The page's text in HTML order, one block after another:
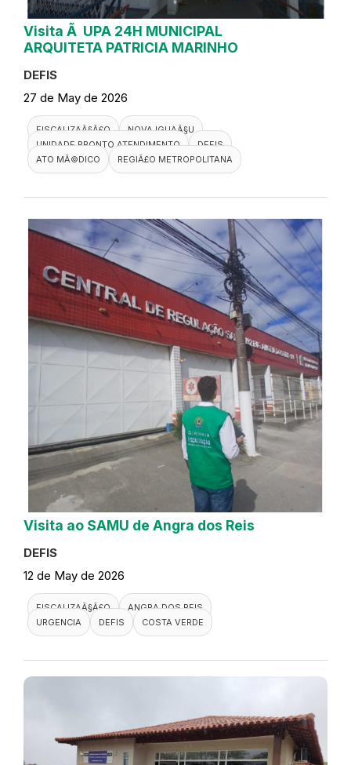
Visita Ã UPA 24H MUNICIPAL
ARQUITETA PATRICIA MARINHO
DEFIS
27 de May de 2026
FISCALIZAÃ§Ã£O
NOVA IGUAÃ§U
UNIDADE PRONTO ATENDIMENTO
DEFIS
ATO MÃ©DICO
REGIÃ£O METROPOLITANA
Visita ao SAMU de Angra dos Reis
DEFIS
12 de May de 2026
FISCALIZAÃ§Ã£O
ANGRA DOS REIS
URGENCIA
DEFIS COSTA VERDE